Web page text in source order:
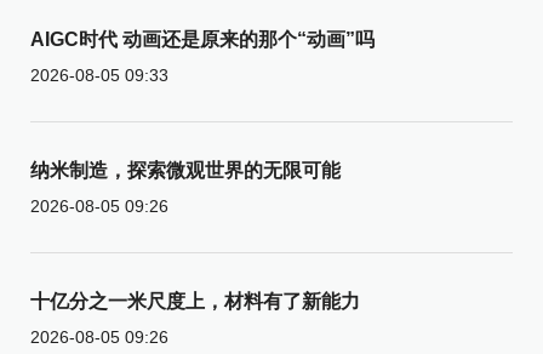
AIGC时代 动画还是原来的那个“动画”吗
2026-08-05 09:33
纳米制造，探索微观世界的无限可能
2026-08-05 09:26
十亿分之一米尺度上，材料有了新能力
2026-08-05 09:26